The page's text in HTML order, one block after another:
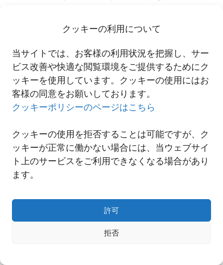
クッキーの利用について
当サイトでは、お客様の利用状況を把握し、サー
ビス改善や快適な閲覧環境をご提供するためにク
ッキーを使用しています。クッキーの使用にはお
客様の同意をお願いしております。
クッキーポリシーのページはこちら
クッキーの使用を拒否することは可能ですが、ク
ッキーが正常に働かない場合には、当ウェブサイ
ト上のサービスをご利用できなくなる場合があり
ます。
許可
拒否
一覧へ
Copyright© NNR GLOBAL LOGISTICS A Div.of Nishi-Nippon Railroad Co.,Ltd.